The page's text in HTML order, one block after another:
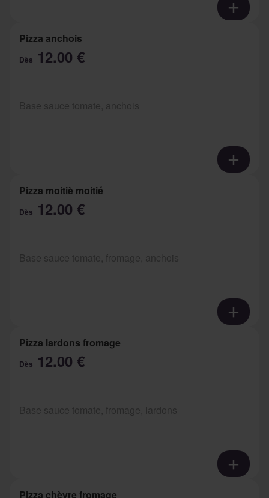
Pizza anchois
Dès 12.00 €
Pizza moitiè moitié
Dès 12.00 €
Pizza lardons fromage
Dès 12.00 €
Pizza chèvre fromage